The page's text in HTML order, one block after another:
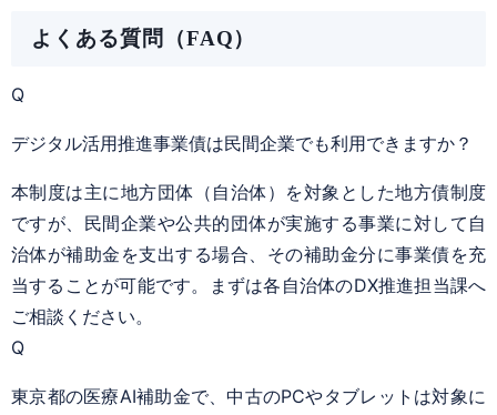
よくある質問（FAQ）
Q
デジタル活用推進事業債は民間企業でも利用できますか？
本制度は主に地方団体（自治体）を対象とした地方債制度
ですが、民間企業や公共的団体が実施する事業に対して自
治体が補助金を支出する場合、その補助金分に事業債を充
当することが可能です。まずは各自治体のDX推進担当課へ
ご相談ください。
Q
東京都の医療AI補助金で、中古のPCやタブレットは対象に